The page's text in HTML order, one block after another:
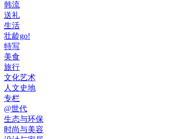
韩流
送礼
生活
壮龄go!
特写
美食
旅行
文化艺术
人文史地
专栏
@世代
生态与环保
时尚与美容